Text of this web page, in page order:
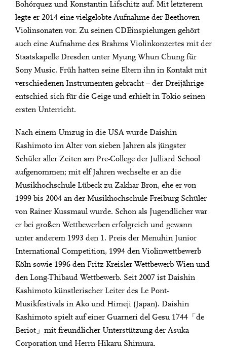
Bohórquez und Konstantin Lifschitz auf. Mit letzterem
legte er 2014 eine vielgelobte Aufnahme der Beethoven
Violinsonaten vor. Zu seinen CDEinspielungen gehört
auch eine Aufnahme des Brahms Violinkonzertes mit der
Staatskapelle Dresden unter Myung Whun Chung für
Sony Music. Früh hatten seine Eltern ihn in Kontakt mit
verschiedenen Instrumenten gebracht – der Dreijährige
entschied sich für die Geige und erhielt in Tokio seinen
ersten Unterricht.
Nach einem Umzug in die USA wurde Daishin
Kashimoto im Alter von sieben Jahren als jüngster
Schüler aller Zeiten am Pre-College der Julliard School
aufgenommen; mit elf Jahren wechselte er an die
Musikhochschule Lübeck zu Zakhar Bron, ehe er von
1999 bis 2004 an der Musikhochschule Freiburg Schüler
von Rainer Kussmaul wurde. Schon als Jugendlicher war
er bei großen Wettbewerben erfolgreich und gewann
unter anderem 1993 den 1. Preis der Menuhin Junior
International Competition, 1994 den Violinwettbewerb
Köln sowie 1996 den Fritz Kreisler Wettbewerb Wien und
den Long-Thibaud Wettbewerb. Seit 2007 ist Daishin
Kashimoto künstlerischer Leiter des Le Pont-
Musikfestivals in Ako und Himeji (Japan). Daishin
Kashimoto spielt auf einer Guarneri del Gesu 1744「de
Beriot」mit freundlicher Unterstützung der Asuka
Corporation und Herrn Hikaru Shimura.